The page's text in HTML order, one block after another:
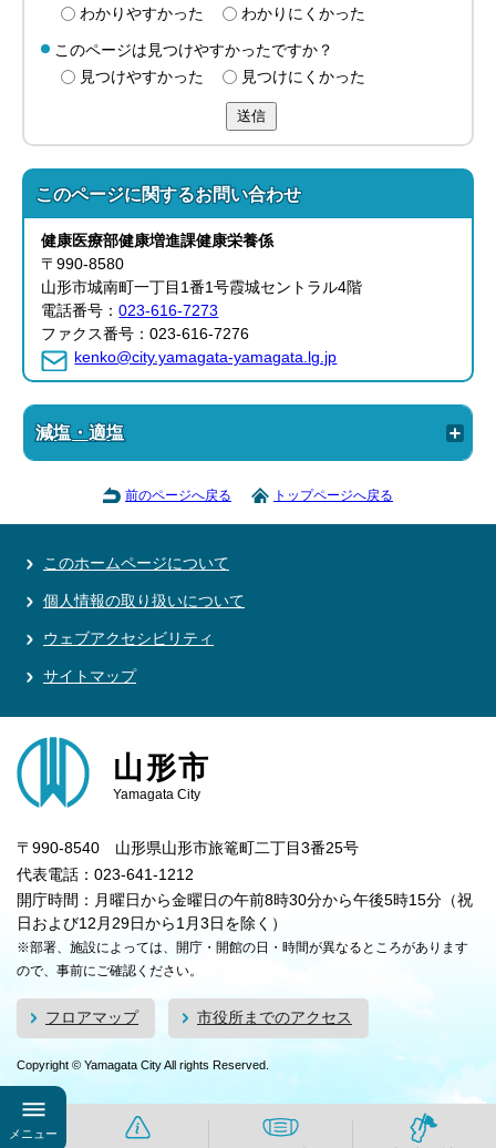
わかりやすかった
わかりにくかった
このページは見つけやすかったですか？
見つけやすかった
見つけにくかった
送信
このページに関するお問い合わせ
健康医療部健康増進課健康栄養係
〒990-8580
山形市城南町一丁目1番1号霞城セントラル4階
電話番号：023-616-7273
ファクス番号：023-616-7276
kenko@city.yamagata-yamagata.lg.jp
減塩・適塩
前のページへ戻る トップページへ戻る
メニュー
このホームページについて
個人情報の取り扱いについて
ウェブアクセシビリティ
サイトマップ
山形市
Yamagata City
〒990-8540 山形県山形市旅篭町二丁目3番25号
代表電話：023-641-1212
開庁時間：月曜日から金曜日の午前8時30分から午後5時15分（祝
日および12月29日から1月3日を除く）
※部署、施設によっては、開庁・開館の日・時間が異なるところがあります
ので、事前にご確認ください。
フロアマップ 市役所までのアクセス
Copyright © Yamagata City All rights Reserved.